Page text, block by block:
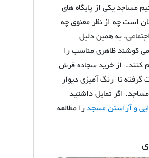
مساجد یکی از پایگاه های
است چه از نظر معنوی چه
به همین دلیل
کوشند ظاهری مناسب را
کنند. از خرید سجاده فرش
گرفته تا رنگ آمیزی دیوار
اگر تمایل داشتید
و آراستن مسجدرا مطالعه